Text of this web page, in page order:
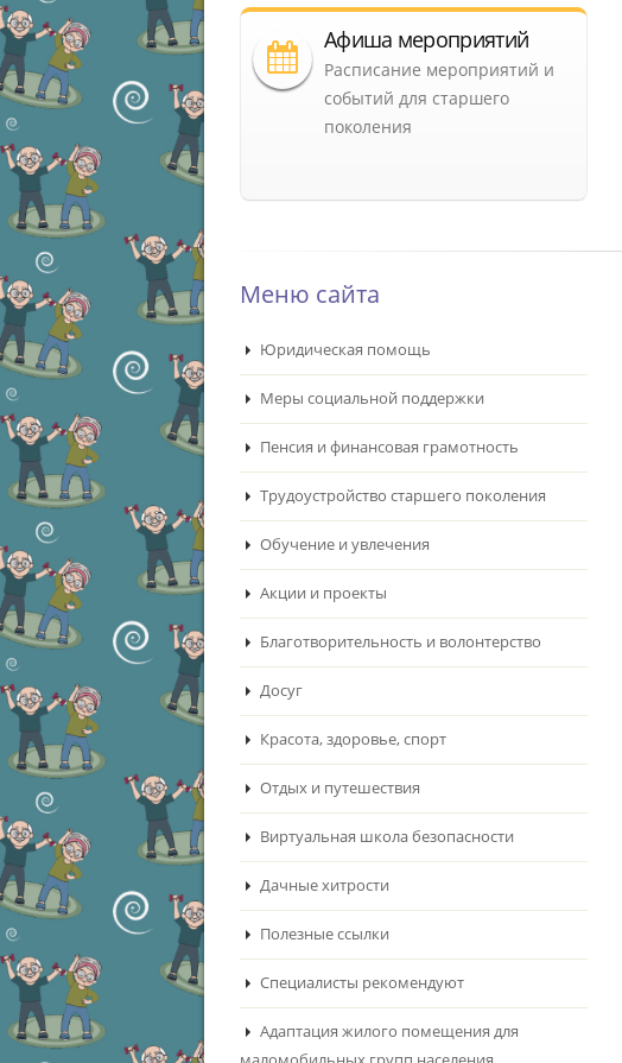
Афиша мероприятий
Расписание мероприятий и
событий для старшего
поколения
Меню сайта
Юридическая помощь
Меры социальной поддержки
Пенсия и финансовая грамотность
Трудоустройство старшего поколения
Обучение и увлечения
Акции и проекты
Благотворительность и волонтерство
Досуг
Красота, здоровье, спорт
Отдых и путешествия
Виртуальная школа безопасности
Дачные хитрости
Полезные ссылки
Специалисты рекомендуют
Адаптация жилого помещения для